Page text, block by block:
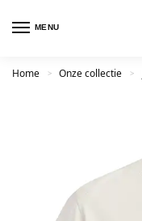
MENU
Home > Onze collectie >